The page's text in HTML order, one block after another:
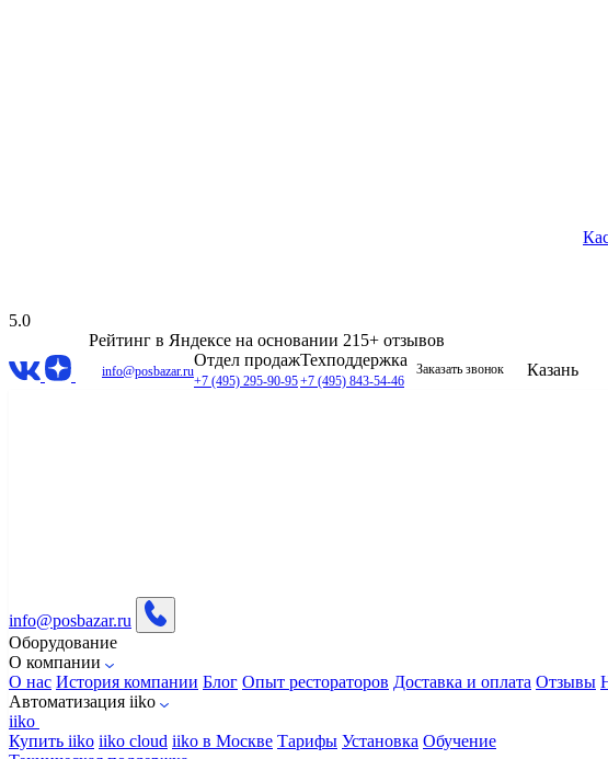
5.0
Рейтинг в Яндексе на основании 215+ отзывов
info@posbazar.ru
Отдел продаж
+7 (495) 295-90-95
Техподдержка
+7 (495) 843-54-46
Заказать звонок Казань
info@posbazar.ru
Оборудование
О компании
О нас История компании Блог Опыт рестораторов Доставка и оплата Отзывы
Автоматизация iiko
iiko
Купить iiko iiko cloud iiko в Москве Тарифы Установка Обучение